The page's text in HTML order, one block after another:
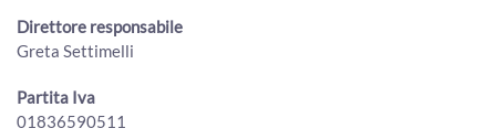
ArezzoTV
ArezzoTV
Direttore responsabile
Greta Settimelli
Partita Iva
01836590511